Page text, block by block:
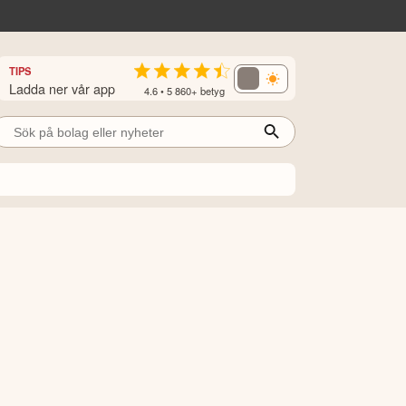
TIPS
Ladda ner vår app 4.6 • 5 860+ betyg